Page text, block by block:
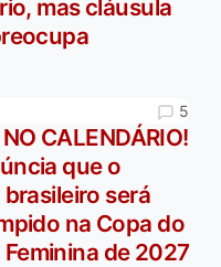
mas cláusula
5
CALENDÁRIO!
que o
será
na Copa do
de 2027